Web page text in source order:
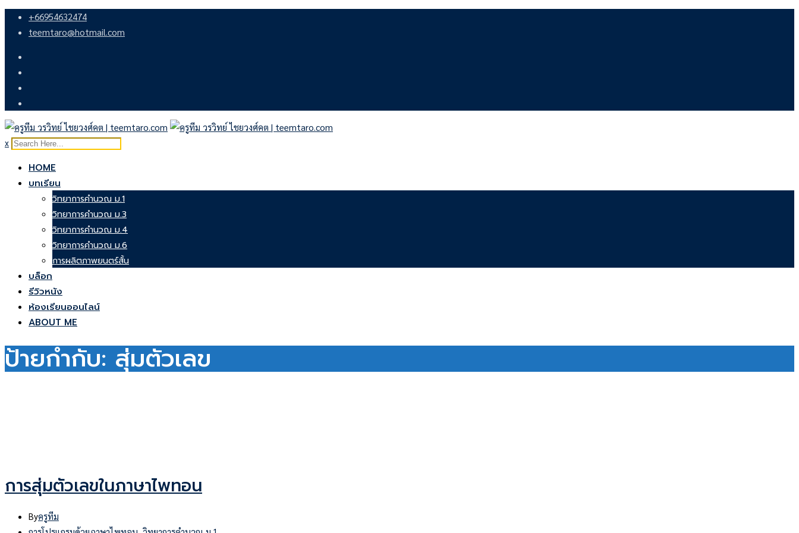
Skip
+66954632474
teemtaro@hotmail.com
x
HOME
บทเรียน
วิทยาการคำนวณ ม.1
วิทยาการคำนวณ ม.3
วิทยาการคำนวณ ม.4
วิทยาการคำนวณ ม.6
การผลิตภาพยนตร์สั้น
บล็อก
รีวิวหนัง
ห้องเรียนออนไลน์
ABOUT ME
ป้ายกำกับ:สุ่มตัวเลข
การสุ่มตัวเลขในภาษาไพทอน
Byครูทีม